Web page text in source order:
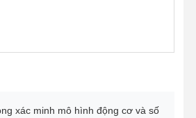
xác minh mô hình động cơ và số